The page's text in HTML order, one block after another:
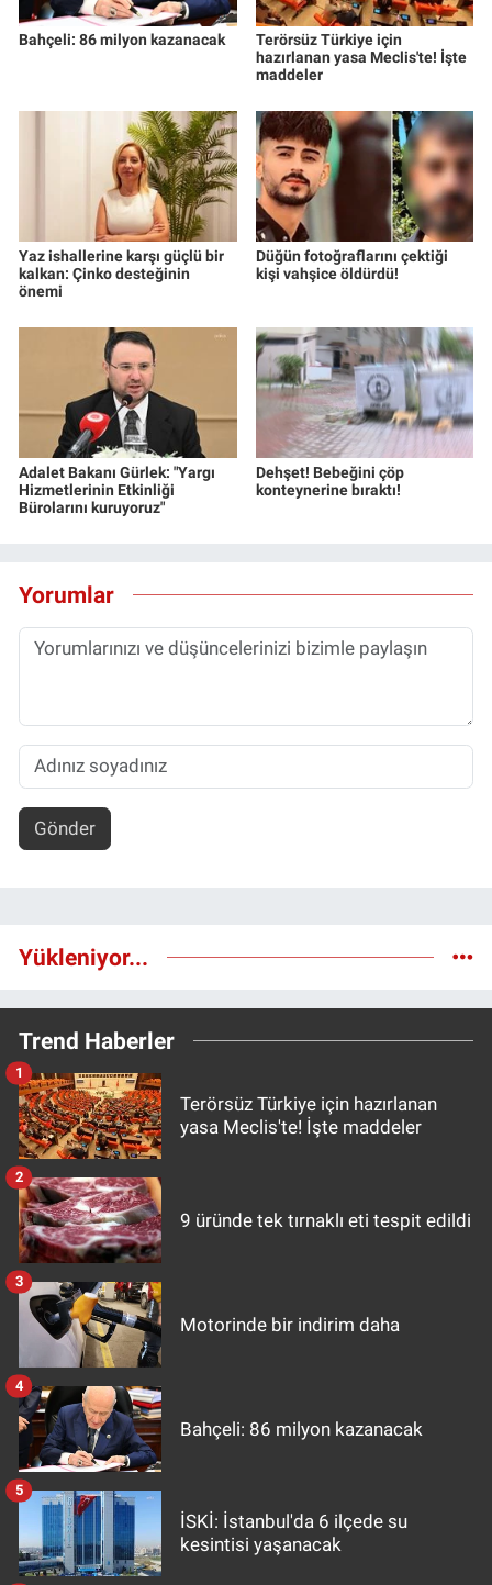
Bahçeli: 86 milyon kazanacak
Terörsüz Türkiye için
hazırlanan yasa Meclis'te! İşte
maddeler
Yaz ishallerine karşı güçlü bir
kalkan: Çinko desteğinin
önemi
Düğün fotoğraflarını çektiği
kişi vahşice öldürdü!
Adalet Bakanı Gürlek: "Yargı
Hizmetlerinin Etkinliği
Bürolarını kuruyoruz"
Dehşet! Bebeğini çöp
konteynerine bıraktı!
Yorumlar
Gönder
Yükleniyor...
Trend Haberler
Terörsüz Türkiye için hazırlanan
yasa Meclis'te! İşte maddeler
1
9 üründe tek tırnaklı eti tespit edildi
2
Motorinde bir indirim daha
3
Bahçeli: 86 milyon kazanacak
4
İSKİ: İstanbul'da 6 ilçede su
kesintisi yaşanacak
5
Yerel Yaşam